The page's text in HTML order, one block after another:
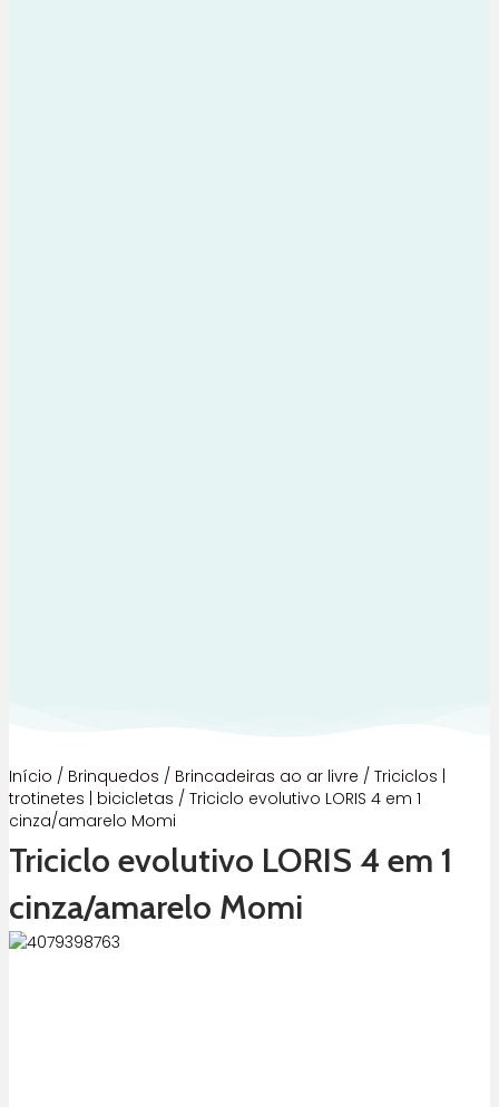
Início / Brinquedos / Brincadeiras ao ar livre / Triciclos |
trotinetes | bicicletas / Triciclo evolutivo LORIS 4 em 1
cinza/amarelo Momi
Triciclo evolutivo LORIS 4 em 1
cinza/amarelo Momi